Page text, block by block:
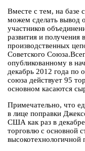
Вместе с тем, на базе
можем сделать вывод
участников
развития и получения
производственных
Советского
опубликованному в
декабрь 2012 года по
союза действует 95
основном касаются
Примечательно, что
в лице поправки
США как раз в декабре
торговлю с основной
высокотехнологичной